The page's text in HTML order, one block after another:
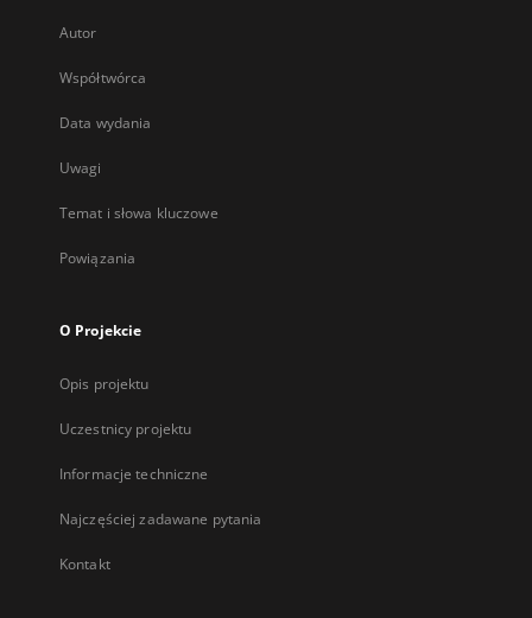
Autor
Współtwórca
Data wydania
Uwagi
Temat i słowa kluczowe
Powiązania
O Projekcie
Opis projektu
Uczestnicy projektu
Informacje techniczne
Najczęściej zadawane pytania
Kontakt